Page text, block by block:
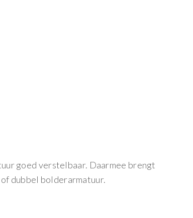
goed verstelbaar. Daarmee brengt
dubbel bolderarmatuur.